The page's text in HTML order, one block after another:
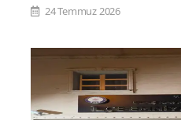
24 Temmuz 2026